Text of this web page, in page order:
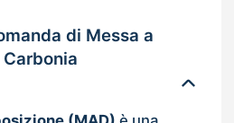
di Messa a